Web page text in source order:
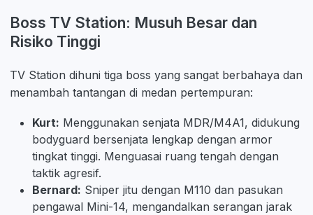
Boss TV Station: Musuh Besar dan
Risiko Tinggi
TV Station dihuni tiga boss yang sangat berbahaya dan
menambah tantangan di medan pertempuran:
Kurt: Menggunakan senjata MDR/M4A1, didukung
bodyguard bersenjata lengkap dengan armor
tingkat tinggi. Menguasai ruang tengah dengan
taktik agresif.
Bernard: Sniper jitu dengan M110 dan pasukan
pengawal Mini-14, mengandalkan serangan jarak